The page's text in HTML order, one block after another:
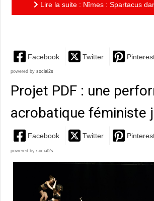
Lire la suite : Nîmes : Spartacus
Facebook Twitter
powered by social2s
Projet PDF : une
acrobatique féministe
Facebook Twitter
powered by social2s